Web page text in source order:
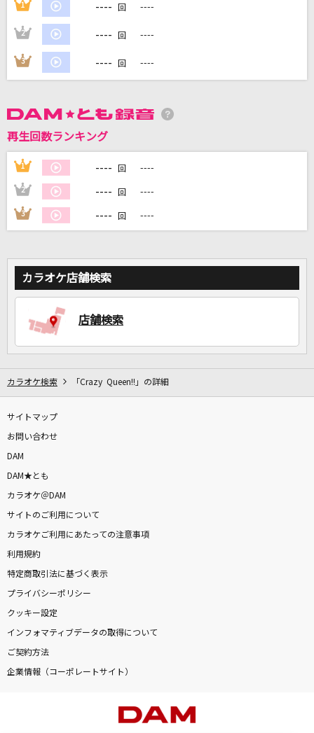
カラオケ最新情報をチェック！
1 ---- 回 ----
2 ---- 回 ----
3 ---- 回 ----
再生回数ランキング
1 ---- 回 ----
2 ---- 回 ----
3 ---- 回 ----
カラオケ店舗検索
店舗検索
カラオケ検索 「Crazy Queen!!」の詳細
サイトマップ
お問い合わせ
DAM
DAM★とも
カラオケ＠DAM
サイトのご利用について
カラオケご利用にあたっての注意事項
利用規約
特定商取引法に基づく表示
プライバシーポリシー
クッキー設定
インフォマティブデータの取得について
ご契約方法
企業情報（コーポレートサイト）